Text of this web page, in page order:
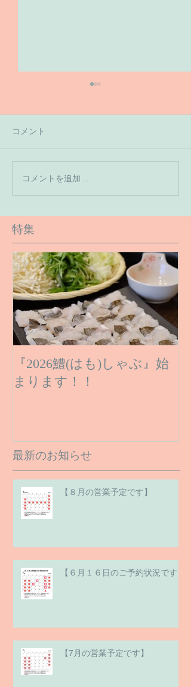
【６月１６日のご予約状
況です】
コメント
コメントを追加…
特集
『2026鱧(はも)しゃぶ』始
まります！！
最新のお知らせ
【８月の営業予定です】
【６月１６日のご予約状況です】
【7月の営業予定です】